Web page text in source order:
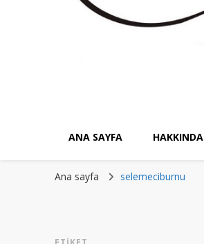
ANA SAYFA HAKKINDA
Ana sayfa selemeciburnu